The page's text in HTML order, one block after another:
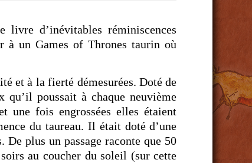
d’inévitables réminiscences
à un Games of Thrones taurin où
et à la fierté démesurées. Doté de
qu’il poussait à chaque neuvième
une fois engrossées elles étaient
du taureau. Il était doté d’une
plus un passage raconte que 50
au coucher du soleil (sur cette